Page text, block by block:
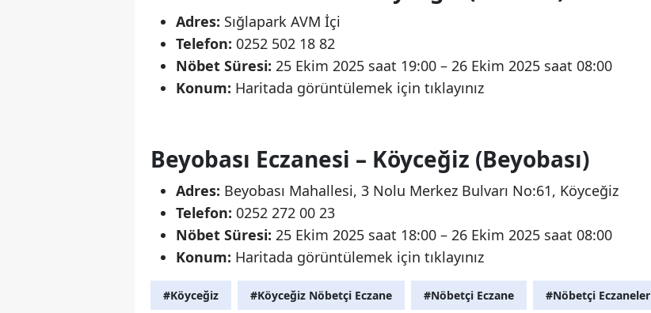
Adres: Sığlapark AVM İçi
Telefon: 0252 502 18 82
Nöbet Süresi: 25 Ekim 2025 saat 19:00 – 26 Ekim 2025 saat 08:00
Konum: Haritada görüntülemek için tıklayınız
Beyobası Eczanesi – Köyceğiz (Beyobası)
Adres: Beyobası Mahallesi, 3 Nolu Merkez Bulvarı No:61, Köyceğiz
Telefon: 0252 272 00 23
Nöbet Süresi: 25 Ekim 2025 saat 18:00 – 26 Ekim 2025 saat 08:00
Konum: Haritada görüntülemek için tıklayınız
#Köyceğiz #Köyceğiz Nöbetçi Eczane #Nöbetçi Eczane #Nöbetçi Eczaneler